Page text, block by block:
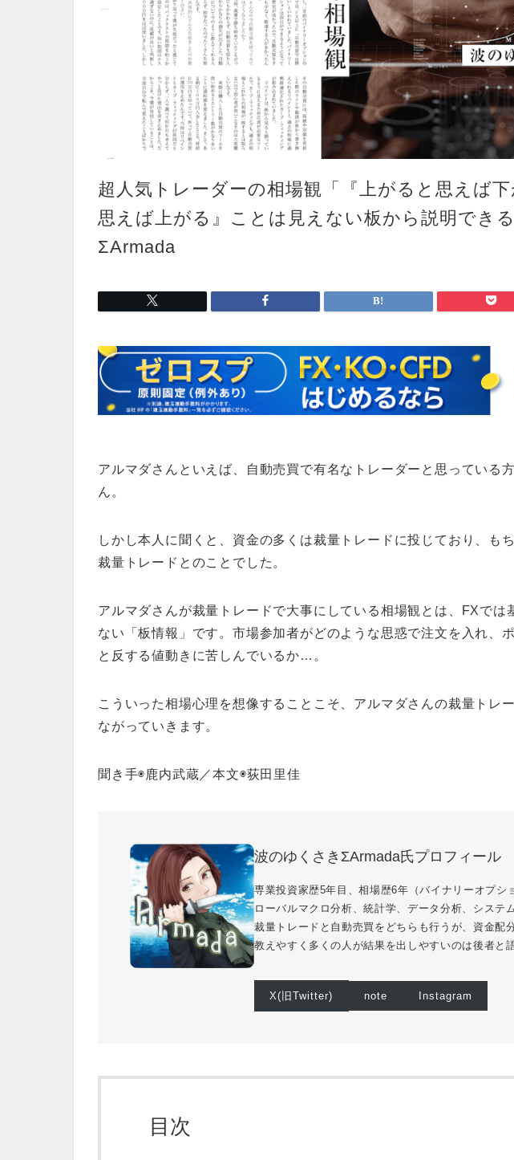
超人気トレーダーの相場観「『上がると思えば
思えば上がる』ことは見えない板から説明でき
ΣArmada
アルマダさんといえば、自動売買で有名なトレーダーと思っている
ん。
しかし本人に聞くと、資金の多くは裁量トレードに投じており、も
裁量トレードとのことでした。
アルマダさんが裁量トレードで大事にしている相場観とは、FXでは
ない「板情報」です。市場参加者がどのような思惑で注文を入れ、
と反する値動きに苦しんでいるか…。
こういった相場心理を想像することこそ、アルマダさんの裁量トレ
ながっていきます。
聞き手◉鹿内武蔵／本文◉荻田里佳
波のゆくさきΣArmada氏プロフィール
専業投資家歴5年目、相場歴6年（バイナリーオプシ
ローバルマクロ分析、統計学、データ分析、システ
裁量トレードと自動売買をどちらも行うが、資金配
教えやすく多くの人が結果を出しやすいのは後者と語
X(旧Twitter) note Instagram
目次